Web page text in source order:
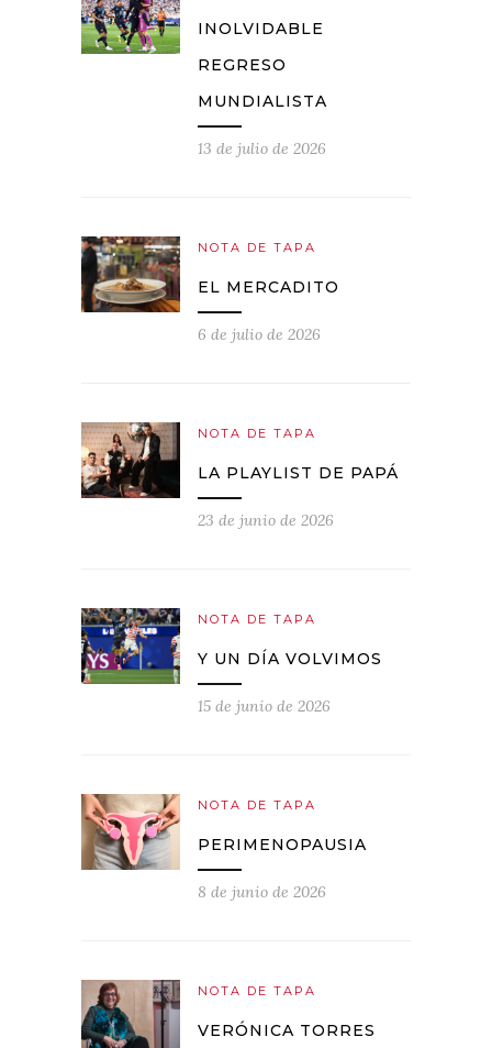
INOLVIDABLE
REGRESO
MUNDIALISTA
13 de julio de 2026
NOTA DE TAPA
EL MERCADITO
6 de julio de 2026
NOTA DE TAPA
LA PLAYLIST DE PAPÁ
23 de junio de 2026
NOTA DE TAPA
Y UN DÍA VOLVIMOS
15 de junio de 2026
NOTA DE TAPA
PERIMENOPAUSIA
8 de junio de 2026
NOTA DE TAPA
VERÓNICA TORRES